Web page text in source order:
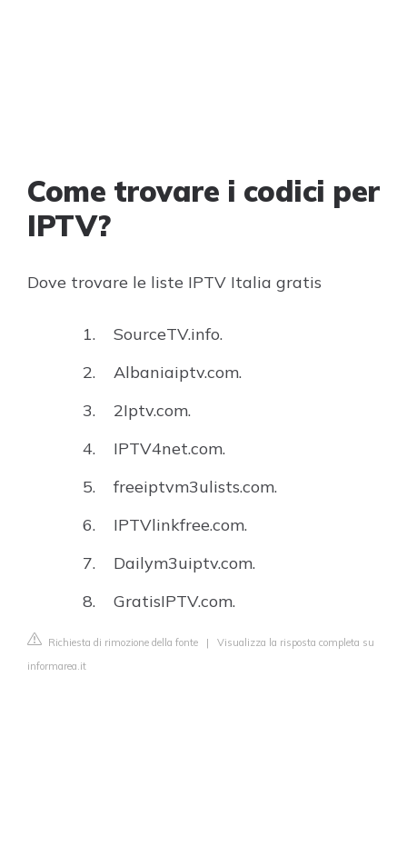
Come trovare i codici per
IPTV?
Dove trovare le liste IPTV Italia gratis
SourceTV.info.
Albaniaiptv.com.
2Iptv.com.
IPTV4net.com.
freeiptvm3ulists.com.
IPTVlinkfree.com.
Dailym3uiptv.com.
GratisIPTV.com.
Richiesta di rimozione della fonte | Visualizza la risposta completa su
informarea.it